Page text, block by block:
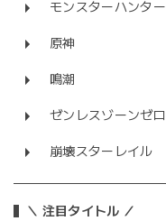
モンスターハンター
原神
鳴潮
ゼンレスゾーンゼロ
崩壊スターレイル
＼ 注目タイトル ／